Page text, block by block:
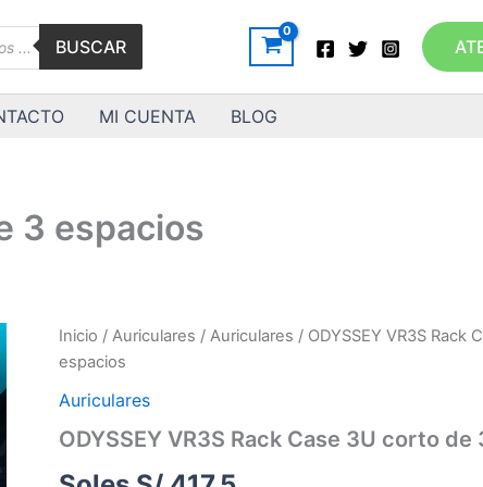
BUSCAR
MI CUENTA BLOG
3 espacios
Inicio / Auriculares / Auriculares / ODYSSEY VR3S Rack
espacios
Auriculares
ODYSSEY VR3S Rack Case 3U corto de
ODYSSEY
Rack
Case
corto